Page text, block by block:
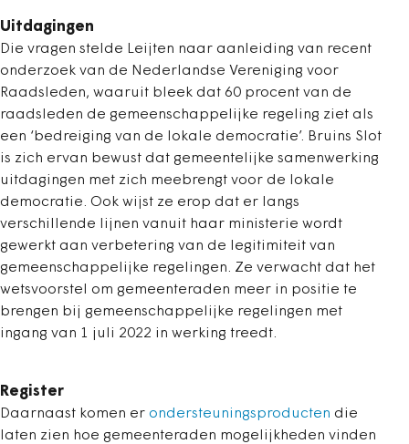
Uitdagingen
Die vragen stelde Leijten naar aanleiding van recent
onderzoek van de Nederlandse Vereniging voor
Raadsleden, waaruit bleek dat 60 procent van de
raadsleden de gemeenschappelijke regeling ziet als
een ‘bedreiging van de lokale democratie’. Bruins Slot
is zich ervan bewust dat gemeentelijke samenwerking
uitdagingen met zich meebrengt voor de lokale
democratie. Ook wijst ze erop dat er langs
verschillende lijnen vanuit haar ministerie wordt
gewerkt aan verbetering van de legitimiteit van
gemeenschappelijke regelingen. Ze verwacht dat het
wetsvoorstel om gemeenteraden meer in positie te
brengen bij gemeenschappelijke regelingen met
ingang van 1 juli 2022 in werking treedt.
Register
Daarnaast komen er ondersteuningsproducten die
laten zien hoe gemeenteraden mogelijkheden vinden